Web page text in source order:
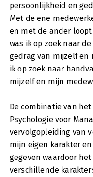
persoonlijkheid en
Met de ene
en met de ander
was ik op zoek naar
gedrag van mijzelf en
ik op zoek naar
mijzelf en mijn
De combinatie van
Psychologie voor
vervolgopleiding van
mijn eigen karakter
gegeven waardoor
verschillende